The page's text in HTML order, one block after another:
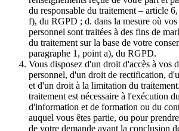
du responsable du traitement – article
f), du RGPD ; d. dans la mesure où vos
personnel sont traitées à des fins de
du traitement sur la base de votre
paragraphe 1, point a), du RGPD.
Vous disposez d'un droit d'accès à vos
personnel, d'un droit de rectification,
et d'un droit à la limitation du
traitement est nécessaire à l'exécution
d'information et de formation ou du
auquel vous êtes partie, ou pour
de votre demande avant la conclusion